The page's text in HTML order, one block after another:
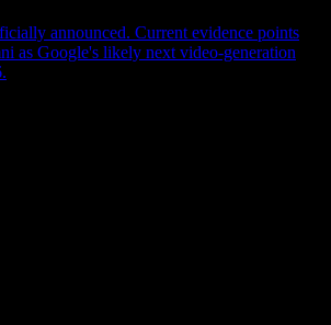
announced. Current evidence points
as Google's likely next video-generation